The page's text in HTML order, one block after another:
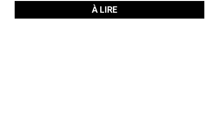
À LIRE